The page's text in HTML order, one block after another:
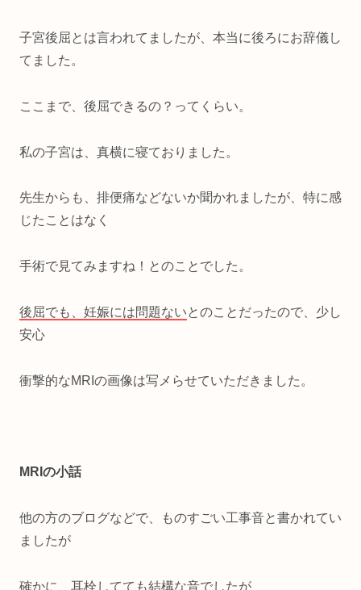
子宮後屈とは言われてましたが、本当に後ろにお辞儀し
てました。
ここまで、後屈できるの？ってくらい。
私の子宮は、真横に寝ておりました。
先生からも、排便痛などないか聞かれましたが、特に感
じたことはなく
手術で見てみますね！とのことでした。
後屈でも、妊娠には問題ないとのことだったので、少し
安心
衝撃的なMRIの画像は写メらせていただきました。
MRIの小話
他の方のブログなどで、ものすごい工事音と書かれてい
ましたが
確かに、耳栓してても結構な音でしたが